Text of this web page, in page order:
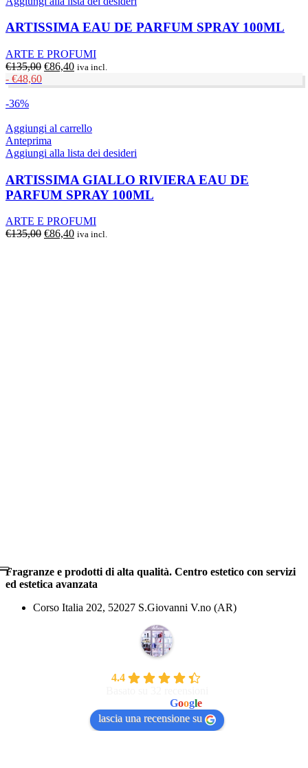
ARTISSIMA EAU DE PARFUM SPRAY 100ML
ARTE E PROFUMI
€135,00 Il
originale
€86,40Il
attuale
iva incl.
- €48,60
-36%
Aggiungi al carrello
Anteprima
Aggiungi alla lista dei desideri
ARTISSIMA GIALLO RIVIERA EAU DE
PARFUM SPRAY 100ML
ARTE E PROFUMI
€135,00 Il
€86,40Iliva incl.
Fragranze e prodotti di alta qualità. Centro estetico con servizi
ed estetica avanzata
Corso Italia 202, 52027 S.Giovanni V.no (AR)
4.4
Google
lascia una recensione su